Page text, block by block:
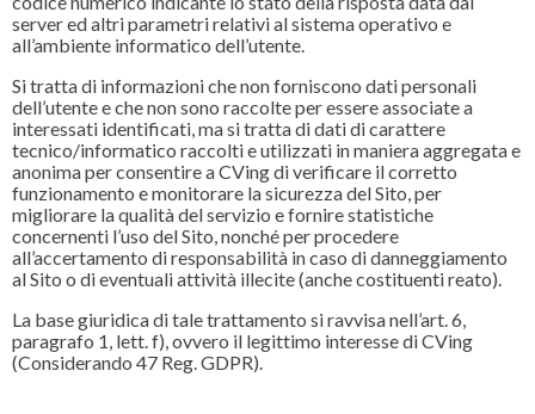
server ed altri parametri relativi al sistema operativo e
all’ambiente informatico dell’utente.
Si tratta di informazioni che non forniscono dati personali
dell’utente e che non sono raccolte per essere associate a
interessati identificati, ma si tratta di dati di carattere
tecnico/informatico raccolti e utilizzati in maniera aggregata e
anonima per consentire a CVing di verificare il corretto
funzionamento e monitorare la sicurezza del Sito, per
migliorare la qualità del servizio e fornire statistiche
concernenti l’uso del Sito, nonché per procedere
all’accertamento di responsabilità in caso di danneggiamento
al Sito o di eventuali attività illecite (anche costituenti reato).
La base giuridica di tale trattamento si ravvisa nell’art. 6,
paragrafo 1, lett. f), ovvero il legittimo interesse di CVing
(Considerando 47 Reg. GDPR).